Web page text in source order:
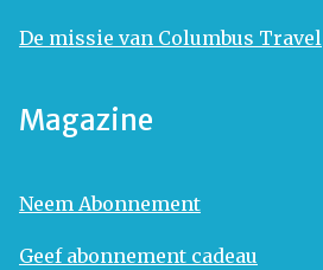
De missie van Columbus Travel
Magazine
Neem Abonnement
Geef abonnement cadeau